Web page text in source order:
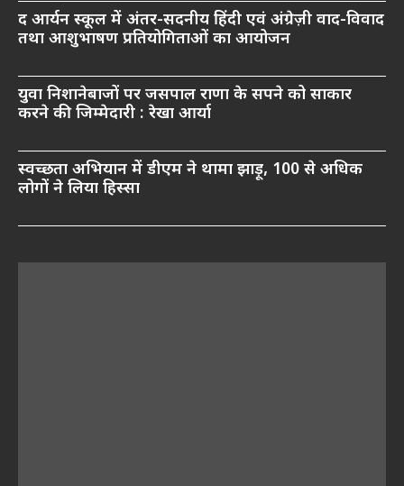
द आर्यन स्कूल में अंतर-सदनीय हिंदी एवं अंग्रेज़ी वाद-विवाद
तथा आशुभाषण प्रतियोगिताओं का आयोजन
युवा निशानेबाजों पर जसपाल राणा के सपने को साकार
करने की जिम्मेदारी : रेखा आर्या
स्वच्छता अभियान में डीएम ने थामा झाड़ू, 100 से अधिक
लोगों ने लिया हिस्सा